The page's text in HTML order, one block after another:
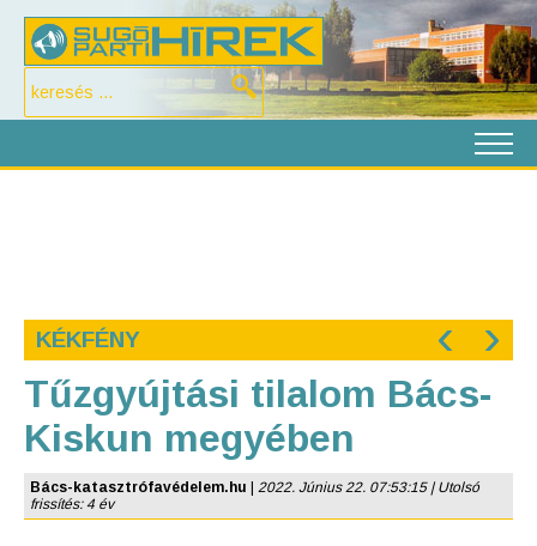
KÉKFÉNY ‹ ›
Tűzgyújtási tilalom Bács-
Kiskun megyében
Bács-katasztrófavédelem.hu
2022. Június 22. 07:53:15 | Utolsó
frissítés: 4 év